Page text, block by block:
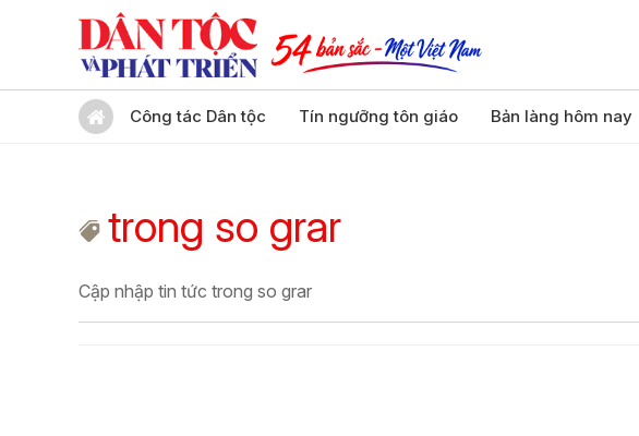
Công tác Dân tộc Tín ngưỡng tôn giáo Bản làng hôm nay
trong so grar
Cập nhập tin tức trong so grar